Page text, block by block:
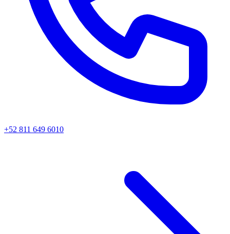
+52 811 649 6010